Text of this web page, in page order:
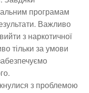
програмам
Важливо
з наркотичної
тільки за умови
з проблемою